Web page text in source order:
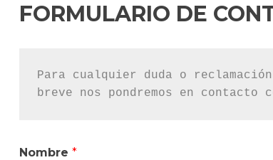
FORMULARIO DE
Para cualquier duda o
breve nos pondremos en contacto
Nombre *